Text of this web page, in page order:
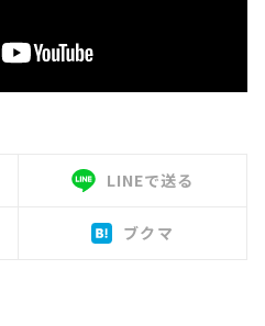
LINEで送る
ブクマ